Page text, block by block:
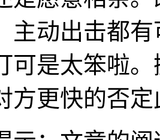
主动出击都
可是太笨啦
方更快的否